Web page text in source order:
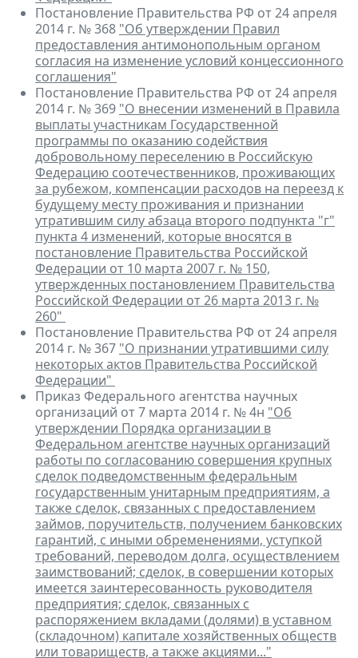
Постановление Правительства РФ от 24 апреля
2014 г. № 368 "Об утверждении Правил
предоставления антимонопольным органом
согласия на изменение условий концессионного
соглашения"
Постановление Правительства РФ от 24 апреля
2014 г. № 369 "О внесении изменений в Правила
выплаты участникам Государственной
программы по оказанию содействия
добровольному переселению в Российскую
Федерацию соотечественников, проживающих
за рубежом, компенсации расходов на переезд к
будущему месту проживания и признании
утратившим силу абзаца второго подпункта "г"
пункта 4 изменений, которые вносятся в
постановление Правительства Российской
Федерации от 10 марта 2007 г. № 150,
утвержденных постановлением Правительства
Российской Федерации от 26 марта 2013 г. №
260"
Постановление Правительства РФ от 24 апреля
2014 г. № 367 "О признании утратившими силу
некоторых актов Правительства Российской
Федерации"
Приказ Федерального агентства научных
организаций от 7 марта 2014 г. № 4н "Об
утверждении Порядка организации в
Федеральном агентстве научных организаций
работы по согласованию совершения крупных
сделок подведомственным федеральным
государственным унитарным предприятиям, а
также сделок, связанных с предоставлением
займов, поручительств, получением банковских
гарантий, с иными обременениями, уступкой
требований, переводом долга, осуществлением
заимствований; сделок, в совершении которых
имеется заинтересованность руководителя
предприятия; сделок, связанных с
распоряжением вкладами (долями) в уставном
(складочном) капитале хозяйственных обществ
или товариществ, а также акциями..."